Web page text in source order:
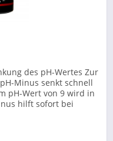
des pH-Wertes Zur
Minus senkt schnell
pH-Wert von 9 wird in
hilft sofort bei